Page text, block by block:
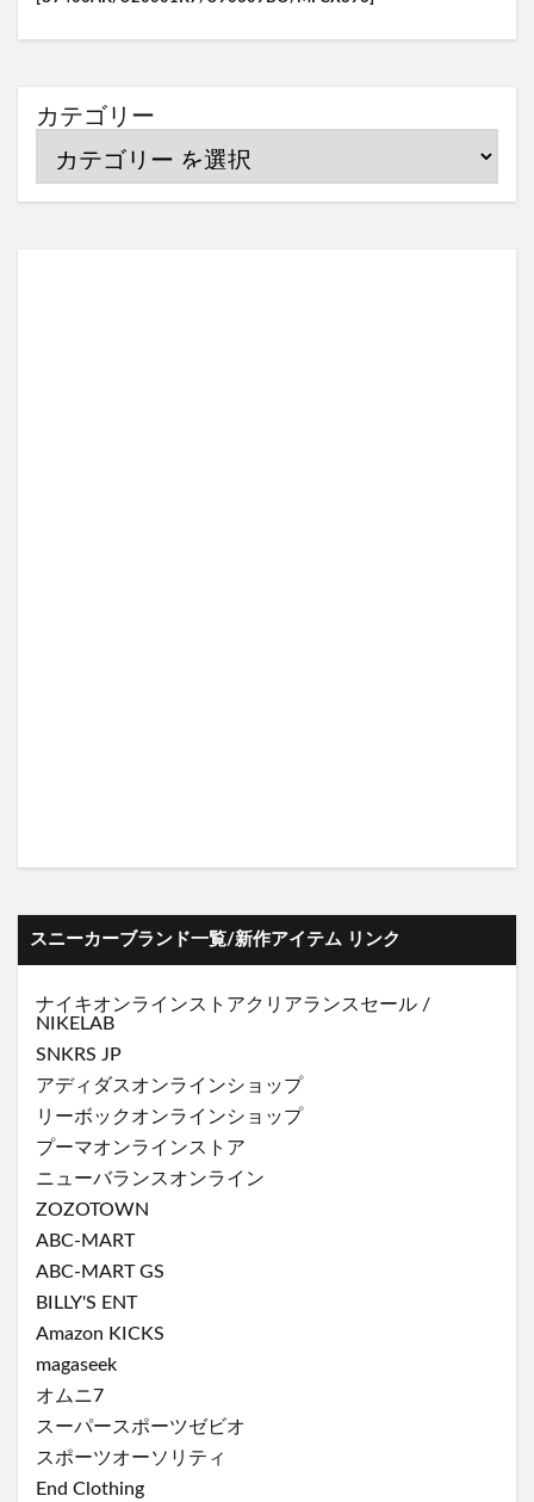
カテゴリー
スニーカーブランド一覧/新作アイテム リンク
ナイキオンラインストアクリアランスセール /
NIKELAB
SNKRS JP
アディダスオンラインショップ
リーボックオンラインショップ
プーマオンラインストア
ニューバランスオンライン
ZOZOTOWN
ABC-MART
ABC-MART GS
BILLY'S ENT
Amazon KICKS
magaseek
オムニ7
スーパースポーツゼビオ
スポーツオーソリティ
End Clothing